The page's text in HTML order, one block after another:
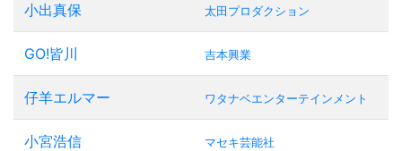
小出真保 太田プロダクション
GO!皆川 吉本興業
仔羊エルマー ワタナベエンターテインメント
小宮浩信 マセキ芸能社